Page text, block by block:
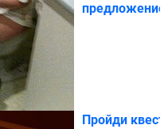
предложение
Пройди квест